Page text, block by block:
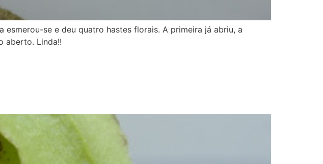
se e deu quatro hastes florais. A primeira já abriu, a
aberto. Linda!!